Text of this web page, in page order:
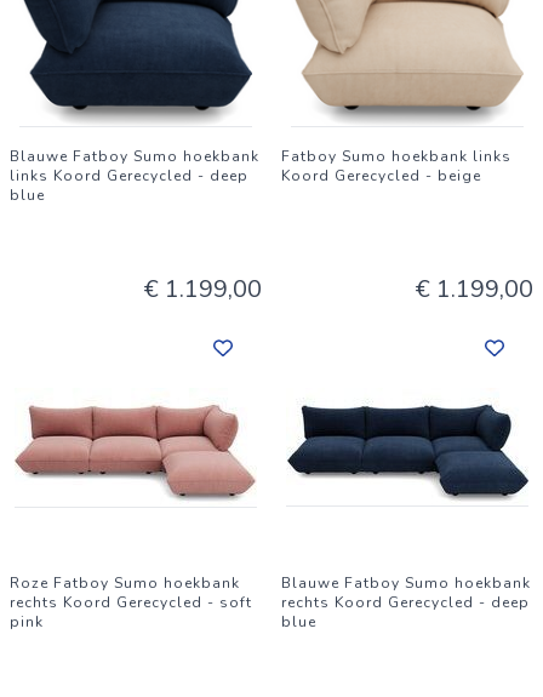
Blauwe Fatboy Sumo hoekbank
links Koord Gerecycled - deep
blue
€ 1.199,00
Fatboy Sumo hoekbank links
Koord Gerecycled - beige
€ 1.199,00
Roze Fatboy Sumo hoekbank
rechts Koord Gerecycled - soft
pink
Blauwe Fatboy Sumo hoekbank
rechts Koord Gerecycled - deep
blue